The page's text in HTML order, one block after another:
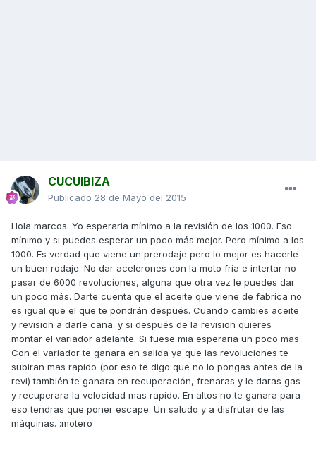
CUCUIBIZA
Publicado 28 de Mayo del 2015
Hola marcos. Yo esperaria mínimo a la revisión de los 1000. Eso
mínimo y si puedes esperar un poco más mejor. Pero mínimo a los
1000. Es verdad que viene un prerodaje pero lo mejor es hacerle
un buen rodaje. No dar acelerones con la moto fria e intertar no
pasar de 6000 revoluciones, alguna que otra vez le puedes dar
un poco más. Darte cuenta que el aceite que viene de fabrica no
es igual que el que te pondrán después. Cuando cambies aceite
y revision a darle caña. y si después de la revision quieres
montar el variador adelante. Si fuese mia esperaria un poco mas.
Con el variador te ganara en salida ya que las revoluciones te
subiran mas rapido (por eso te digo que no lo pongas antes de la
revi) también te ganara en recuperación, frenaras y le daras gas
y recuperara la velocidad mas rapido. En altos no te ganara para
eso tendras que poner escape. Un saludo y a disfrutar de las
máquinas. :motero